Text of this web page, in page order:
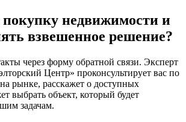
недвижимости и
взвешенное решение?
через форму обратной связи. Эксперт
Центр» проконсультирует вас по
рынке, расскажет о доступных
выбрать объект, который будет
задачам.